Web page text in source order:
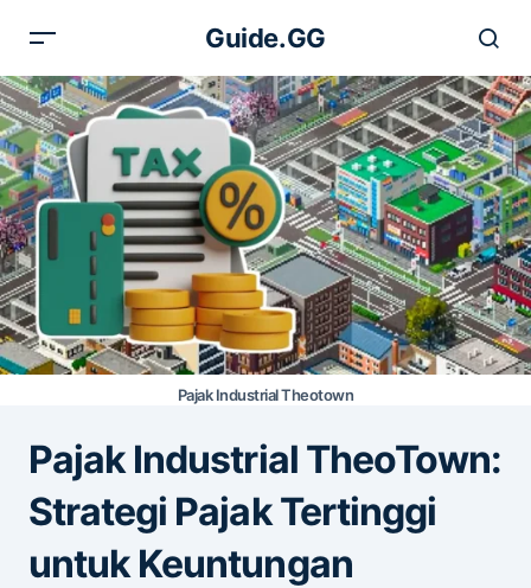
Guide.GG
Pajak Industrial Theotown
Pajak Industrial TheoTown:
Strategi Pajak Tertinggi
untuk Keuntungan